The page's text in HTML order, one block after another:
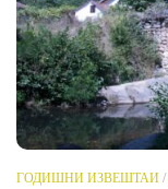
ГОДИШНИ ИЗВЕШТАИ/